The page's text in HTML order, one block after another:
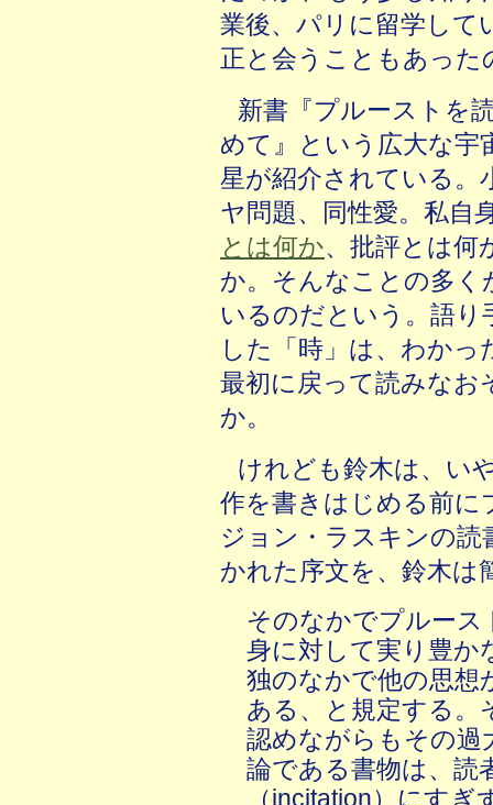
業後、パリに留学して
正と会うこともあった
新書『プルーストを
めて』という広大な宇
星が紹介されている。
ヤ問題、同性愛。私自
とは何か、批評とは何
か。そんなことの多
いるのだという。語
した「時」は、わか
最初に戻って読みなお
か。
けれども鈴木は、い
作を書きはじめる前に
ジョン・ラスキンの読
かれた序文を、鈴木は
そのなかでプルース
身に対して実り豊か
独のなかで他の思想
ある、と規定する。
認めながらもその過
論である書物は、読
（incitation）にす